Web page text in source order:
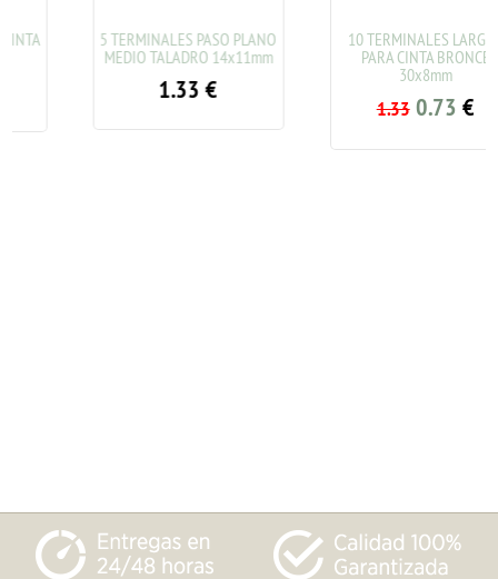
5 TERMINALES PASO PLANO
MEDIO TALADRO 14x11mm
€
10 TERMINALES LARGOS
PARA CINTA BRONCE
30x8mm
0.73€